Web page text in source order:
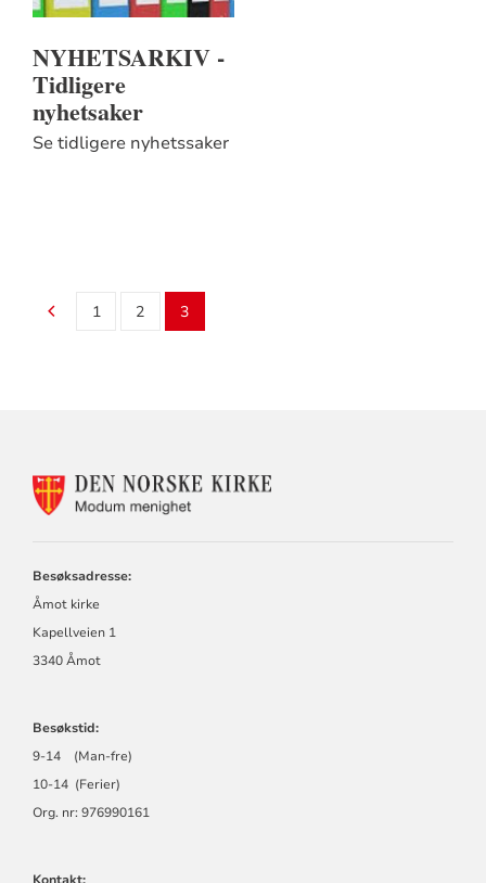
NYHETSARKIV -
Tidligere
nyhetsaker
Se tidligere nyhetssaker
1 2 3
KONTAKTINFORMASJON
Besøksadresse:
Åmot kirke
Kapellveien 1
3340 Åmot
Besøkstid:
9-14 (Man-fre)
10-14 (Ferier)
Org. nr: 976990161